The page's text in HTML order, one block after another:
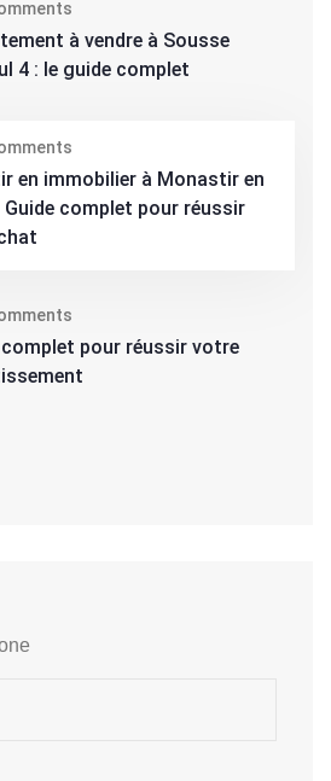
à vendre à Sousse
4 : le guide complet
en immobilier à Monastir en
Guide complet pour réussir
complet pour réussir votre